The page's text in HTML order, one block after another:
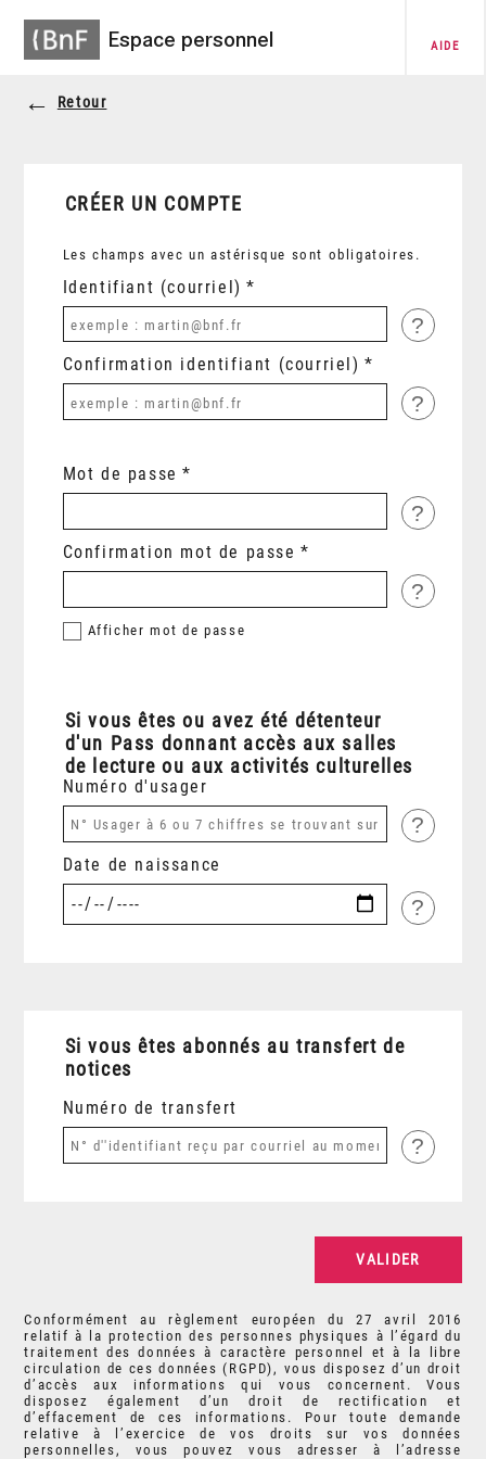
Espace personnel AIDE
Retour
CRÉER UN COMPTE
Les champs avec un astérisque sont obligatoires.
Identifiant (courriel)
?
Confirmation identifiant (courriel)
?
Mot de passe
?
Confirmation mot de passe
?
Afficher mot de passe
Si vous êtes ou avez été détenteur
d'un Pass donnant accès aux salles
de lecture ou aux activités culturelles
Numéro d'usager
?
Date de naissance
?
Si vous êtes abonnés au transfert de
notices
Numéro de transfert
?
Conformément au règlement européen du 27 avril 2016
relatif à la protection des personnes physiques à l’égard du
traitement des données à caractère personnel et à la libre
circulation de ces données (RGPD), vous disposez d’un droit
d’accès aux informations qui vous concernent. Vous
disposez également d’un droit de rectification et
d’effacement de ces informations. Pour toute demande
relative à l’exercice de vos droits sur vos données
personnelles, vous pouvez vous adresser à l’adresse